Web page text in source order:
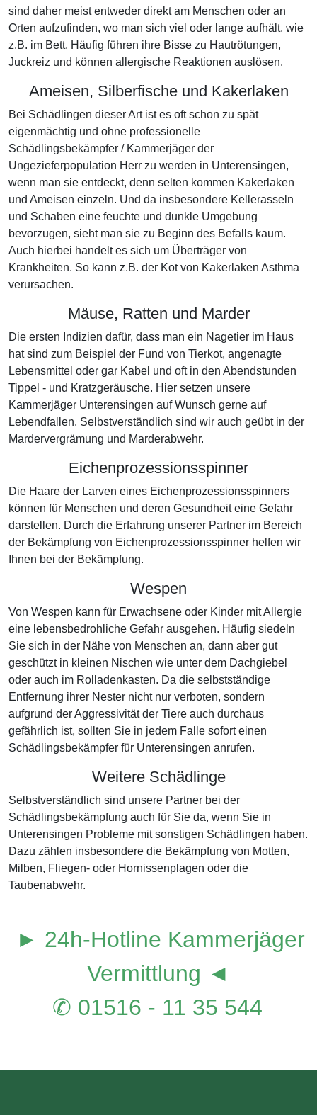
sind daher meist entweder direkt am Menschen oder an
Orten aufzufinden, wo man sich viel oder lange aufhält, wie
z.B. im Bett. Häufig führen ihre Bisse zu Hautrötungen,
Juckreiz und können allergische Reaktionen auslösen.
Ameisen, Silberfische und Kakerlaken
Bei Schädlingen dieser Art ist es oft schon zu spät
eigenmächtig und ohne professionelle
Schädlingsbekämpfer / Kammerjäger der
Ungezieferpopulation Herr zu werden in Unterensingen,
wenn man sie entdeckt, denn selten kommen Kakerlaken
und Ameisen einzeln. Und da insbesondere Kellerasseln
und Schaben eine feuchte und dunkle Umgebung
bevorzugen, sieht man sie zu Beginn des Befalls kaum.
Auch hierbei handelt es sich um Überträger von
Krankheiten. So kann z.B. der Kot von Kakerlaken Asthma
verursachen.
Mäuse, Ratten und Marder
Die ersten Indizien dafür, dass man ein Nagetier im Haus
hat sind zum Beispiel der Fund von Tierkot, angenagte
Lebensmittel oder gar Kabel und oft in den Abendstunden
Tippel - und Kratzgeräusche. Hier setzen unsere
Kammerjäger Unterensingen auf Wunsch gerne auf
Lebendfallen. Selbstverständlich sind wir auch geübt in der
Mardervergrämung und Marderabwehr.
Eichenprozessionsspinner
Die Haare der Larven eines Eichenprozessionsspinners
können für Menschen und deren Gesundheit eine Gefahr
darstellen. Durch die Erfahrung unserer Partner im Bereich
der Bekämpfung von Eichenprozessionsspinner helfen wir
Ihnen bei der Bekämpfung.
Wespen
Von Wespen kann für Erwachsene oder Kinder mit Allergie
eine lebensbedrohliche Gefahr ausgehen. Häufig siedeln
Sie sich in der Nähe von Menschen an, dann aber gut
geschützt in kleinen Nischen wie unter dem Dachgiebel
oder auch im Rolladenkasten. Da die selbstständige
Entfernung ihrer Nester nicht nur verboten, sondern
aufgrund der Aggressivität der Tiere auch durchaus
gefährlich ist, sollten Sie in jedem Falle sofort einen
Schädlingsbekämpfer für Unterensingen anrufen.
Weitere Schädlinge
Selbstverständlich sind unsere Partner bei der
Schädlingsbekämpfung auch für Sie da, wenn Sie in
Unterensingen Probleme mit sonstigen Schädlingen haben.
Dazu zählen insbesondere die Bekämpfung von Motten,
Milben, Fliegen- oder Hornissenplagen oder die
Taubenabwehr.
► 24h-Hotline Kammerjäger
Vermittlung ◄
✆ 01516 - 11 35 544